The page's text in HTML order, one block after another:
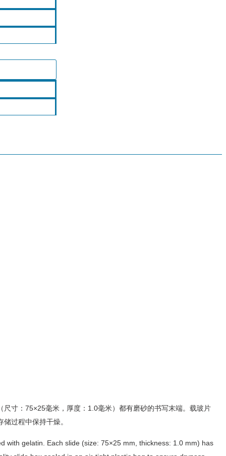
寸：75×25毫米，厚度：1.0毫米）都有磨砂的书写末端。载玻片
过程中保持干燥。
with gelatin. Each slide (size: 75×25 mm, thickness: 1.0 mm) has